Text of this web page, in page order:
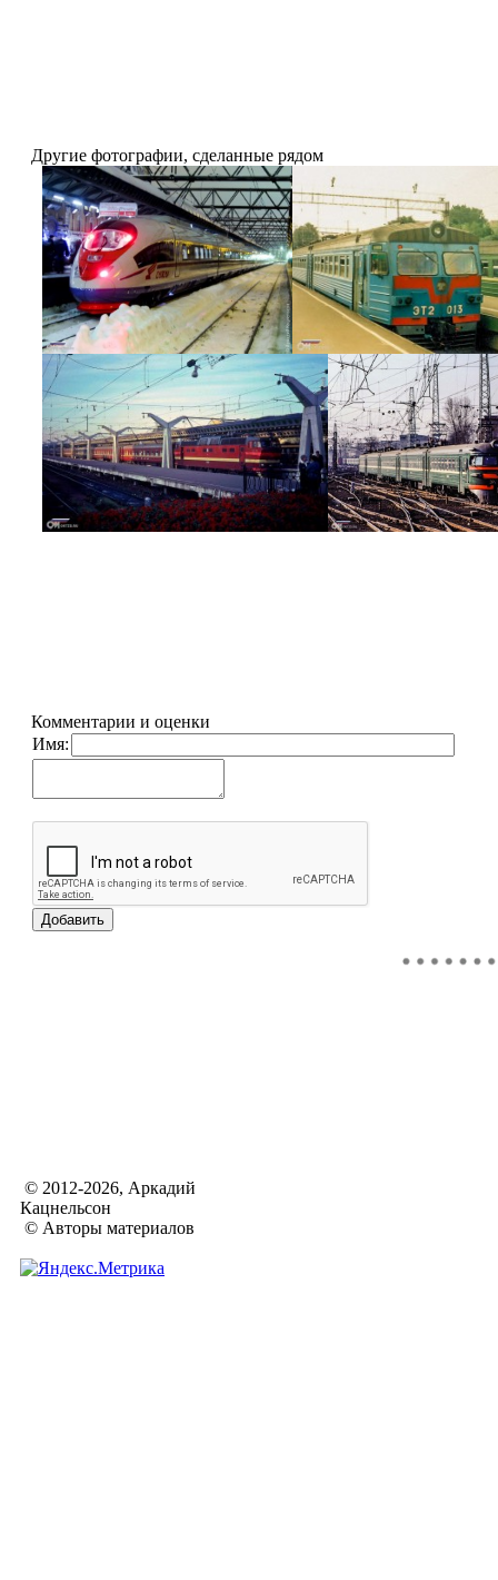
Другие фотографии, сделанные рядом
Комментарии и оценки
Имя:
© 2012-2026, Аркадий
Кацнельсон
© Авторы материалов